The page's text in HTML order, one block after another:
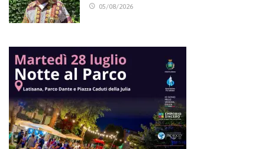
05/08/2026